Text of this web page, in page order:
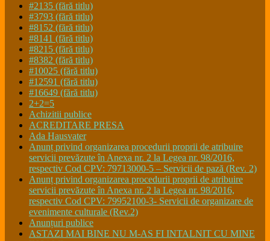
#2135 (fără titlu)
#3793 (fără titlu)
#8152 (fără titlu)
#8141 (fără titlu)
#8215 (fără titlu)
#8382 (fără titlu)
#10025 (fără titlu)
#12591 (fără titlu)
#16649 (fără titlu)
2+2=5
Achizitii publice
ACREDITARE PRESA
Ada Hausvater
Anunț privind organizarea procedurii proprii de atribuire
servicii prevăzute în Anexa nr. 2 la Legea nr. 98/2016,
respectiv Cod CPV: 79713000-5 – Servicii de pază (Rev. 2)
Anunț privind organizarea procedurii proprii de atribuire
servicii prevăzute în Anexa nr. 2 la Legea nr. 98/2016,
respectiv Cod CPV: 79952100-3- Servicii de organizare de
evenimente culturale (Rev.2)
Anunțuri publice
ASTAZI MAI BINE NU M-AS FI INTALNIT CU MINE